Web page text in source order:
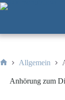
Zum
Inhalt
Allgemein
Anhörung zum